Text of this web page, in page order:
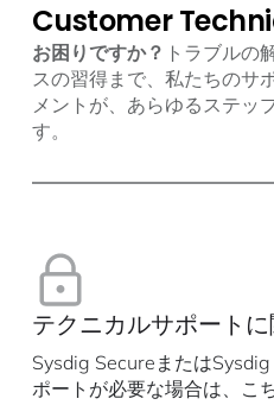
Customer
お困りですか？ トラブルの
スの習得まで、私たちのサ
メントが、あらゆるステッ
す。
テクニカルサポート
Sysdig Secureまたは
ポートが必要な場合は、こ